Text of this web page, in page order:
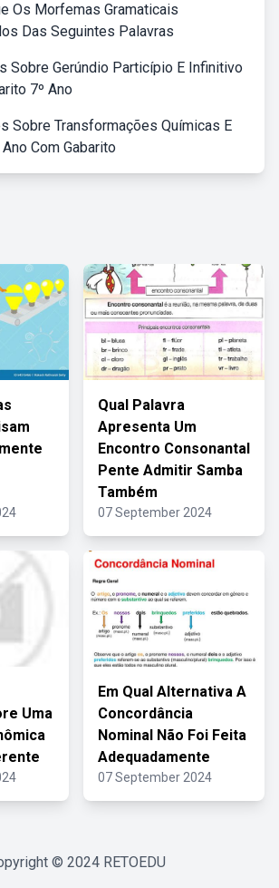
Os Morfemas Gramaticais
Das Seguintes Palavras
Sobre Gerúndio Particípio E Infinitivo
7º Ano
Sobre Transformações Químicas E
Com Gabarito
Qual Palavra
Apresenta Um
Encontro Consonantal
Pente Admitir Samba
Também
07 September 2024
Uma
Em Qual Alternativa A
Concordância
Nominal Não Foi Feita
Adequadamente
07 September 2024
© 2024 RETOEDU